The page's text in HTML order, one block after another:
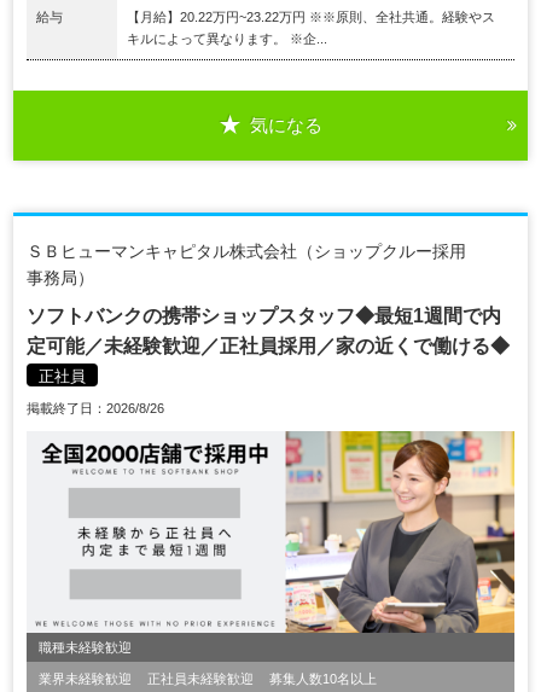
給与
【月給】20.22万円~23.22万円 ※※原則、全社共通。経験やス
キルによって異なります。 ※企...
気になる
ＳＢヒューマンキャピタル株式会社（ショップクルー採用
事務局）
ソフトバンクの携帯ショップスタッフ◆最短1週間で内
定可能／未経験歓迎／正社員採用／家の近くで働ける◆
正社員
掲載終了日：2026/8/26
職種未経験歓迎
業界未経験歓迎 正社員未経験歓迎 募集人数10名以上